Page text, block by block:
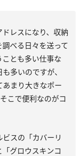
レスになり、収納
べる日々を送って
とも多い仕事な
多いのですが、
まり大きなポー
こで便利なのがコ
スの「カバーリ
グロウスキンコ